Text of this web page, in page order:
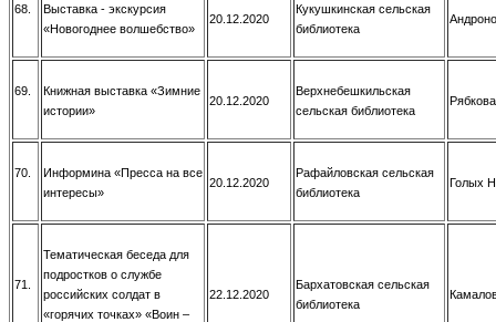
68.
Выставка - экскурсия
«Новогоднее волшебство»
20.12.2020
Кукушкинская сельская
библиотека
69.
Книжная выставка «Зимние
истории»
20.12.2020
Верхнебешкильская
сельская библиотека
70.
Информина «Пресса на все
интересы»
20.12.2020
Рафайловская сельская
библиотека
Голых
71.
Тематическая беседа для
подростков о службе
российских солдат в
«горячих точках» «Воин –
22.12.2020
Бархатовская сельская
библиотека